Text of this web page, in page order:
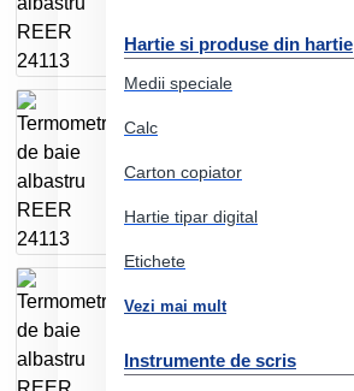
Hartie si produse din hartie
Medii speciale
Calc
Carton copiator
Hartie tipar digital
Etichete
Vezi mai mult
Instrumente de scris